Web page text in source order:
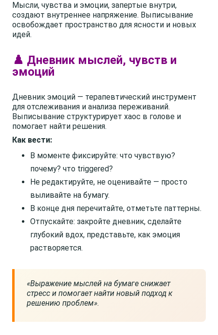
Мысли, чувства и эмоции, запертые внутри,
создают внутреннее напряжение. Выписывание
освобождает пространство для ясности и новых
идей.
♟️ Дневник мыслей, чувств и
эмоций
Дневник эмоций — терапевтический инструмент
для отслеживания и анализа переживаний.
Выписывание структурирует хаос в голове и
помогает найти решения.
Как вести:
В моменте фиксируйте: что чувствую?
почему? что triggered?
Не редактируйте, не оценивайте — просто
выливайте на бумагу.
В конце дня перечитайте, отметьте паттерны.
Отпускайте: закройте дневник, сделайте
глубокий вдох, представьте, как эмоция
растворяется.
«Выражение мыслей на бумаге снижает
стресс и помогает найти новый подход к
решению проблем».